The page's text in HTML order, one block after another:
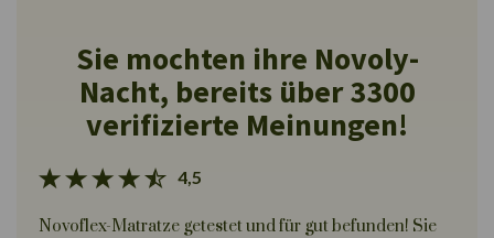
Sie mochten ihre Novoly-
Nacht, bereits über 3300
verifizierte Meinungen!
4,5
Novoflex-Matratze getestet und für gut befunden! Sie